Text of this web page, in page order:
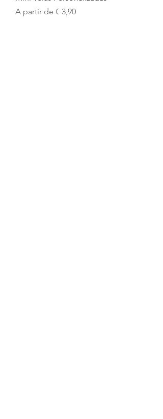
A partir de € 3,90
Preço promocional